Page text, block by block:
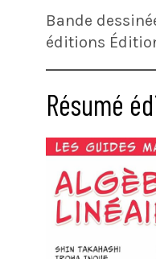
Bande
éditions
Résumé